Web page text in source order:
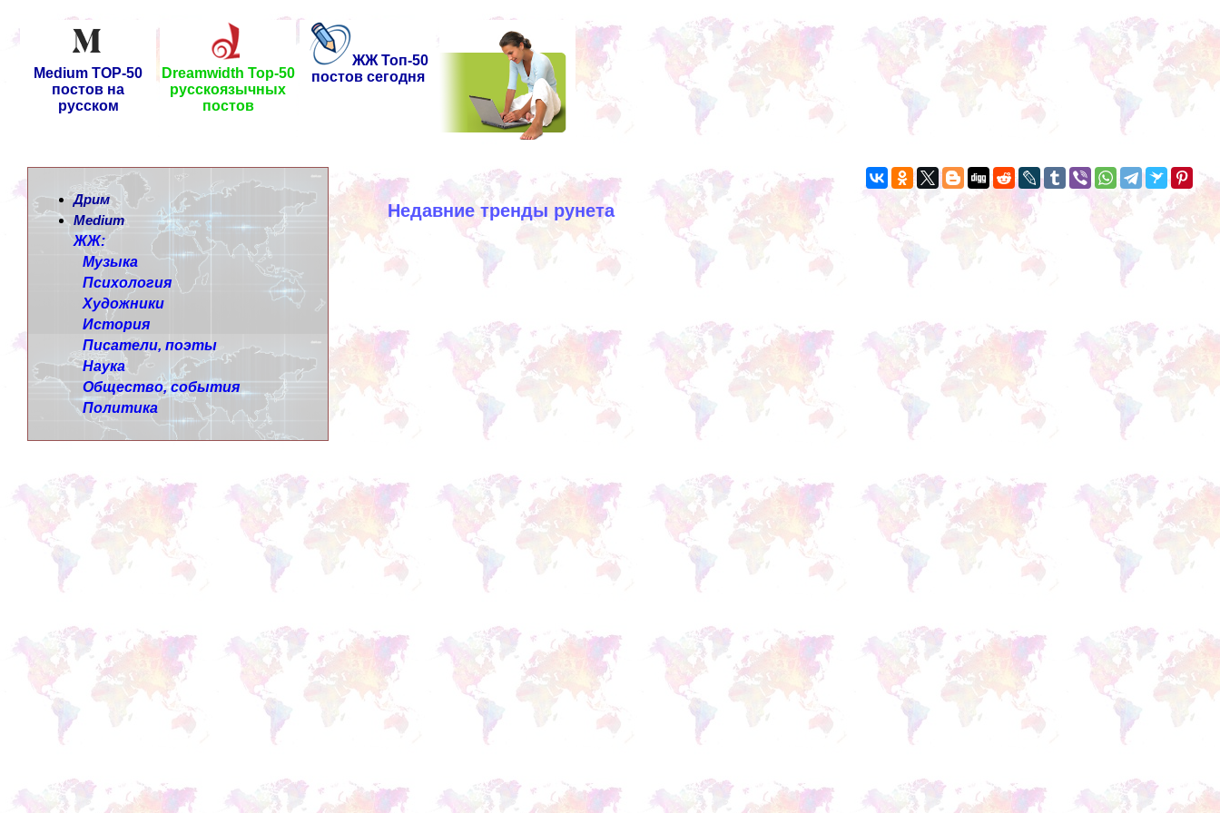
Medium TOP-50
постов на
русском
Dreamwidth Top-50
русскоязычных
постов
ЖЖ Топ-50
постов сегодня
Недавние тренды рунета
Дрим
Medium
ЖЖ:
Музыка
Психология
Художники
История
Писатели, поэты
Наука
Общество, события
Политика